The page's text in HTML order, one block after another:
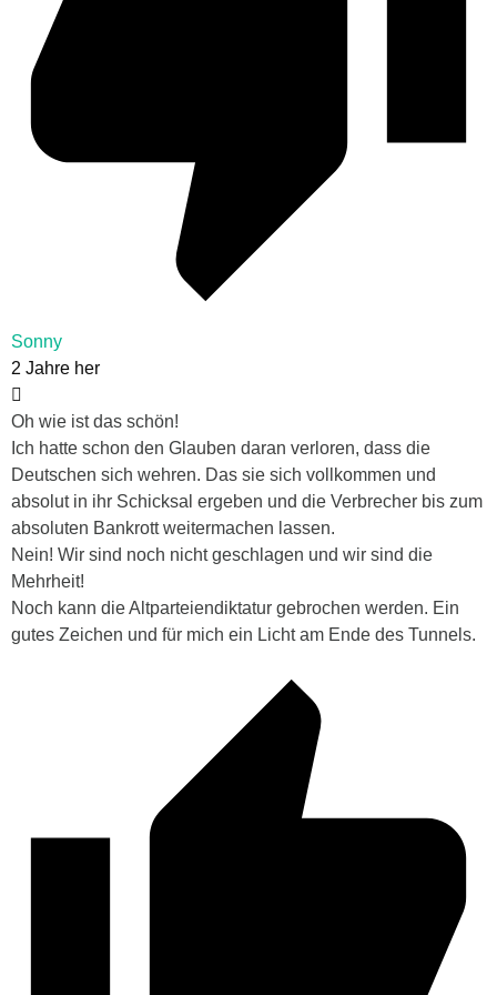
Sonny
2 Jahre her
Oh wie ist das schön!
Ich hatte schon den Glauben daran verloren, dass die
Deutschen sich wehren. Das sie sich vollkommen und
absolut in ihr Schicksal ergeben und die Verbrecher bis zum
absoluten Bankrott weitermachen lassen.
Nein! Wir sind noch nicht geschlagen und wir sind die
Mehrheit!
Noch kann die Altparteiendiktatur gebrochen werden. Ein
gutes Zeichen und für mich ein Licht am Ende des Tunnels.